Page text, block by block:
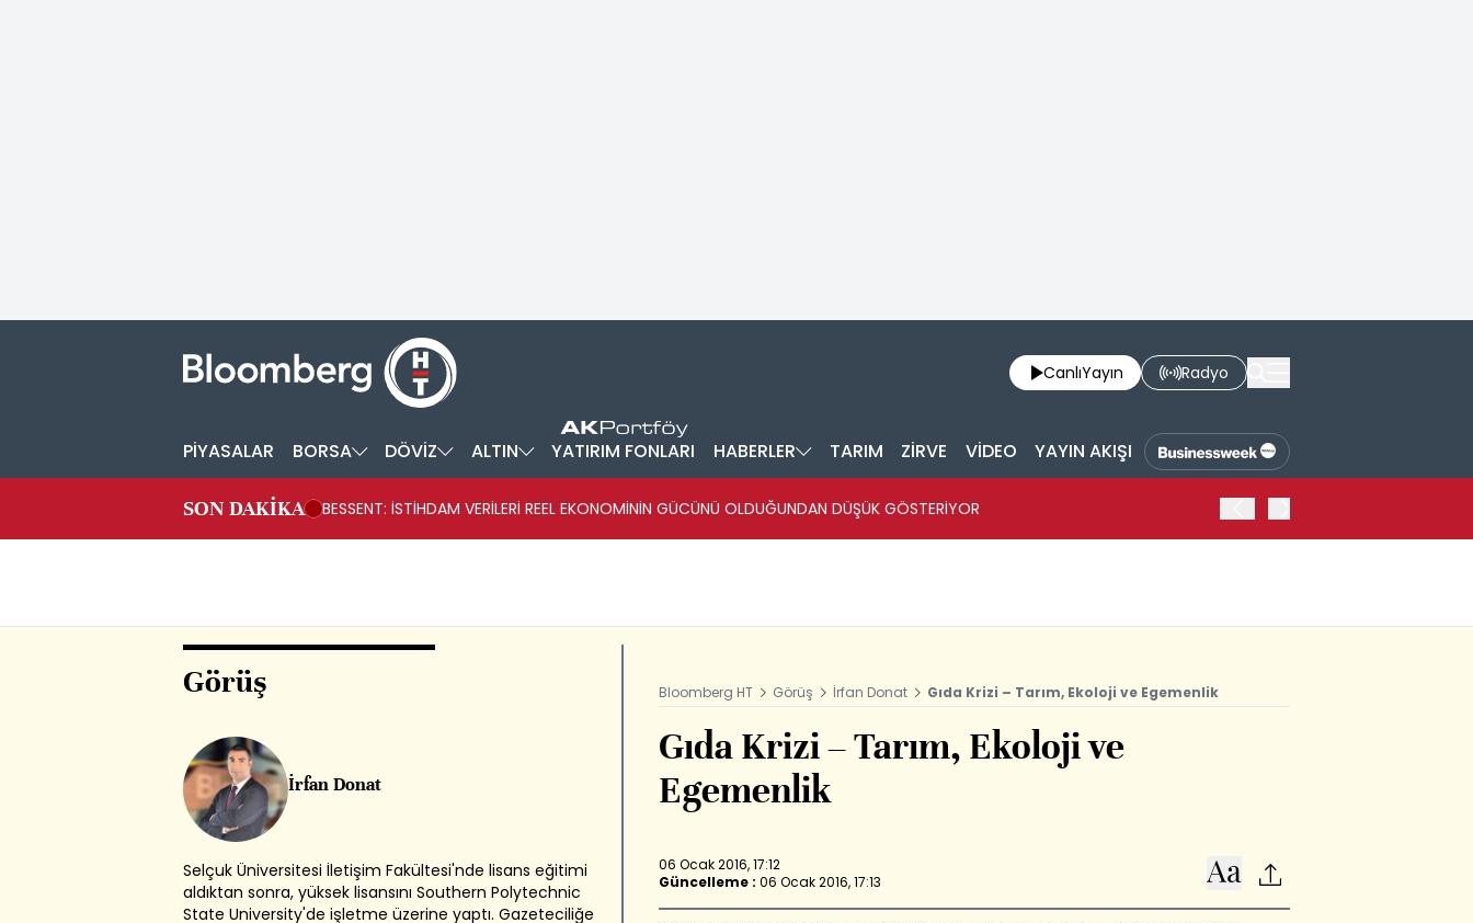
CanlıYayın Radyo
PİYASALAR BORSA DÖVİZ ALTIN YATIRIM FONLARI HABERLER TARIM ZİRVE VİDEO YAYIN AKIŞI
SON DAKİKA BESSENT: İSTİHDAM VERİLERİ REEL EKONOMİNİN GÜCÜNÜ OLDUĞUNDAN DÜŞÜK GÖSTERİYOR
Görüş
İrfan Donat
Selçuk Üniversitesi İletişim Fakültesi'nde lisans eğitimi
aldıktan sonra, yüksek lisansını Southern Polytechnic
State University'de işletme üzerine yaptı. Gazeteciliğe
Bloomberg HT Görüş İrfan Donat Gıda Krizi – Tarım, Ekoloji ve Egemenlik
Gıda Krizi – Tarım, Ekoloji ve
Egemenlik
06 Ocak 2016, 17:12
Güncelleme : 06 Ocak 2016, 17:13